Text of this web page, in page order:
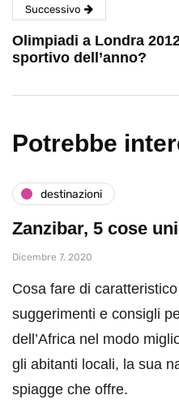
Successivo
Olimpiadi a Londra
sportivo dell’anno?
Potrebbe
destinazioni
Zanzibar, 5 cose
Dicembre 7, 2020
Cosa fare di
suggerimenti e consigli
dell’Africa nel modo
gli abitanti locali, la sua
spiagge che offre.